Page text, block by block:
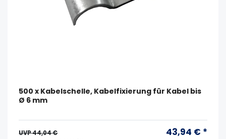
500 x Kabelschelle, Kabelfixierung für Kabel bis
Ø 6 mm
UVP 44,04 € 43,94 € *